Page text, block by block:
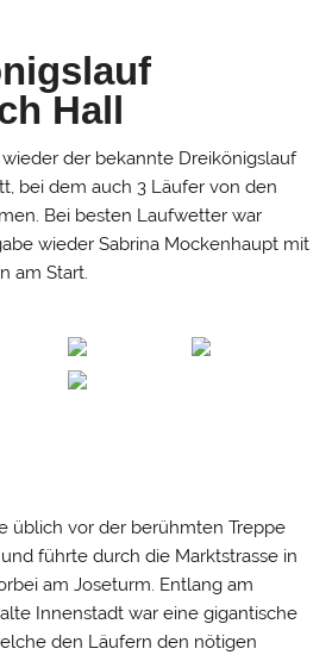
Hall
der bekannte Dreikönigslauf
bei dem auch 3 Läufer von den
Bei besten Laufwetter war
wieder Sabrina Mockenhaupt mit
am Start.
üblich vor der berühmten Treppe
führte durch die Marktstrasse in
am Joseturm. Entlang am
Innenstadt war eine gigantische
den Läufern den nötigen